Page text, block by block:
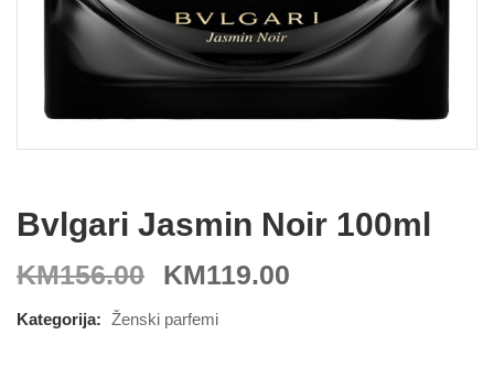
Bvlgari Jasmin Noir 100ml
KM156.00 KM119.00
Kategorija: Ženski parfemi